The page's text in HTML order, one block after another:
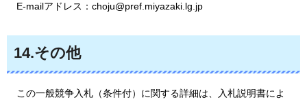
E-mailアドレス：choju@pref.miyazaki.lg.jp
14.その他
こ の一般競争入札（条件付）に関する詳細は、入札説明書によ